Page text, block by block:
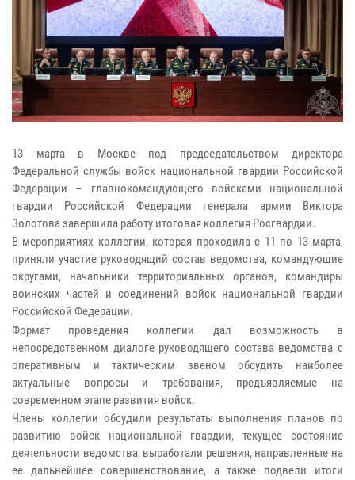
13 марта в Москве под председательством директора
Федеральной службы войск национальной гвардии Российской
Федерации – главнокомандующего войсками национальной
гвардии Российской Федерации генерала армии Виктора
Золотова завершила работу итоговая коллегия Росгвардии.
В мероприятиях коллегии, которая проходила с 11 по 13 марта,
приняли участие руководящий состав ведомства, командующие
округами, начальники территориальных органов, командиры
воинских частей и соединений войск национальной гвардии
Российской Федерации.
Формат проведения коллегии дал возможность в
непосредственном диалоге руководящего состава ведомства с
оперативным и тактическим звеном обсудить наиболее
актуальные вопросы и требования, предъявляемые на
современном этапе развития войск.
Члены коллегии обсудили результаты выполнения планов по
развитию войск национальной гвардии, текущее состояние
деятельности ведомства, выработали решения, направленные на
ее дальнейшее совершенствование, а также подвели итоги